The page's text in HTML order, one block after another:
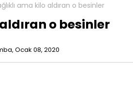
ama kilo aldıran o besinler
o besinler
Ocak 08, 2020